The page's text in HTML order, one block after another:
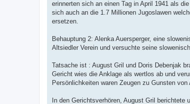
erinnerten sich an einen Tag in April 1941 als
sich auch an die 1.7 Millionen Jugoslawen
ersetzen.
Behauptung 2: Alenka Auersperger, eine
Altsiedler Verein und versuchte seine
Tatsache ist : August Gril und Doris Debenjak
Gericht wies die Anklage als wertlos ab und
Persönlichkeiten waren Zeugen zu Gunsten
In den Gerichtsverhören, August Gril